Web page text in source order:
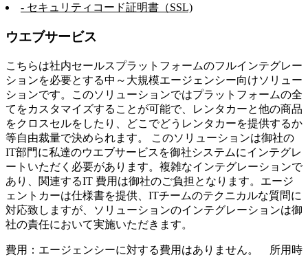
- セキュリティコード証明書（SSL)
ウエブサービス
こちらは社内セールスプラットフォームのフルインテグレー
ションを必要とする中～大規模エージェンシー向けソリュー
ションです。このソリューションではプラットフォームの全
てをカスタマイズすることが可能で、レンタカーと他の商品
をクロスセルをしたり、どこでどうレンタカーを提供するか
等自由裁量で決められます。 このソリューションは御社の
IT部門に私達のウエブサービスを御社システムにインテグレ
ートいただく必要があります。複雑なインテグレーションで
あり、関連するIT 費用は御社のご負担となります。エージ
ェントカーは仕様書を提供、ITチームのテクニカルな質問に
対応致しますが、ソリューションのインテグレーションは御
社の責任において実施いただきます。
費用：エージェンシーに対する費用はありません。 所用時